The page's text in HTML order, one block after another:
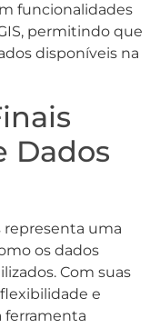
funcionalidades
permitindo que
disponíveis na
Dados
representa uma
os dados
Com suas
e
ferramenta